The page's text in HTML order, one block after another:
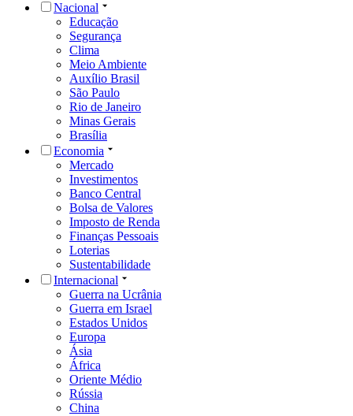
Nacional
Educação
Segurança
Clima
Meio Ambiente
Auxílio Brasil
São Paulo
Rio de Janeiro
Minas Gerais
Brasília
Economia
Mercado
Investimentos
Banco Central
Bolsa de Valores
Imposto de Renda
Finanças Pessoais
Loterias
Sustentabilidade
Internacional
Guerra na Ucrânia
Guerra em Israel
Estados Unidos
Europa
Ásia
África
Oriente Médio
Rússia
China